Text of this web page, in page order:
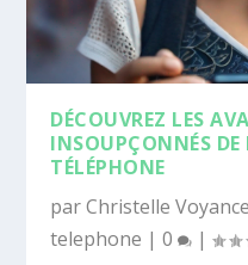
DÉCOUVREZ LES
INSOUPÇONNÉS
TÉLÉPHONE
parChristelle Voyance
telephone |0
|